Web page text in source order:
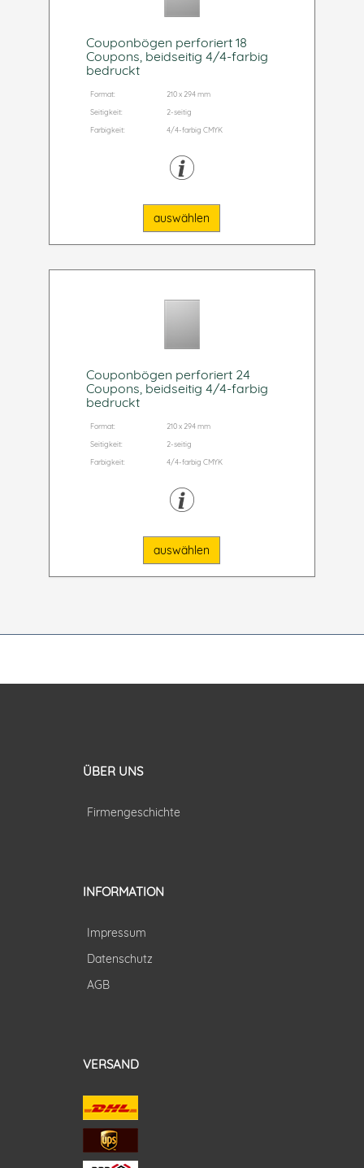
Couponbögen perforiert 18
Coupons, beidseitig 4/4-farbig
bedruckt
Format:
210 x 294 mm
Seitigkeit:
2-seitig
Farbigkeit:
4/4-farbig CMYK
auswählen
Couponbögen perforiert 24
Coupons, beidseitig 4/4-farbig
bedruckt
Format:
210 x 294 mm
Seitigkeit:
2-seitig
Farbigkeit:
4/4-farbig CMYK
auswählen
ÜBER UNS
Firmengeschichte
INFORMATION
Impressum
Datenschutz
AGB
VERSAND